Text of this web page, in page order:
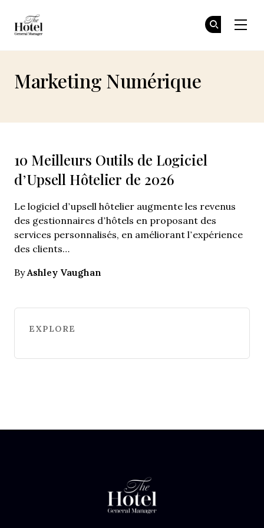
Marketing Numérique
10 Meilleurs Outils de Logiciel
d’Upsell Hôtelier de 2026
Le logiciel d’upsell hôtelier augmente les revenus
des gestionnaires d’hôtels en proposant des
services personnalisés, en améliorant l’expérience
des clients…
ByAshley Vaughan
EXPLORE